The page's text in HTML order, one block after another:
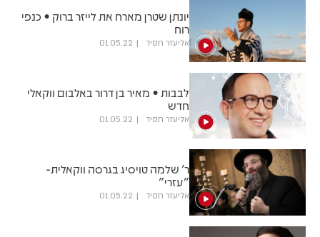
יונתן שטרן מארח את לייזר ברוק • כנפי
רוח
אליעזר חסיד 01.05.22
לבבות • מאיר בן דרור באלבום ווקאלי
חדש
אליעזר חסיד 01.05.22
ר' שלמה טויסיג בגרסה ווקאלית-
"עזרי"
אליעזר חסיד 01.05.22